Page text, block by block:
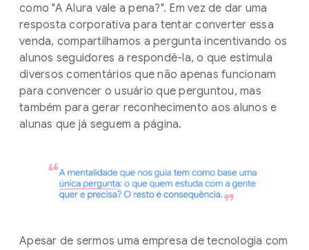
como "A Alura vale a pena?". Em vez de dar uma
resposta corporativa para tentar converter essa
venda, compartilhamos a pergunta incentivando os
alunos seguidores a respondê-la, o que estimula
diversos comentários que não apenas funcionam
para convencer o usuário que perguntou, mas
também para gerar reconhecimento aos alunos e
alunas que já seguem a página.
Apesar de sermos uma empresa de tecnologia com